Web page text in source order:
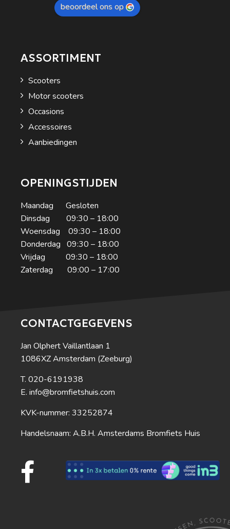
beoordeel ons op
ASSORTIMENT
Scooters
Motor scooters
Occasions
Accessoires
Aanbiedingen
OPENINGSTIJDEN
Maandag Gesloten
Dinsdag 09:30 – 18:00
Woensdag 09:30 – 18:00
Donderdag 09:30 – 18:00
Vrijdag 09:30 – 18:00
Zaterdag 09:00 – 17:00
CONTACTGEGEVENS
Jan Olphert Vaillantlaan 1
1086XZ Amsterdam (Zeeburg)
020-6191938
info@bromfietshuis.com
KVK-nummer: 33252874
Handelsnaam: A.B.H. Amsterdams Bromfiets Huis